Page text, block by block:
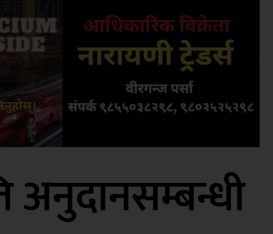
अनुदानसम्बन्धी